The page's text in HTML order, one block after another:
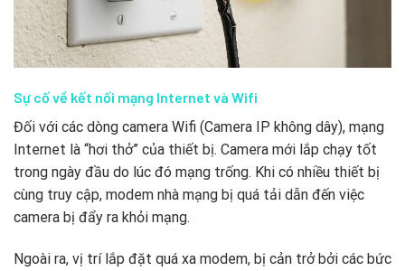
Sự cố về kết nối mạng Internet và Wifi
Đối với các dòng camera Wifi (Camera IP không dây), mạng
Internet là “hơi thở” của thiết bị. Camera mới lắp chạy tốt
trong ngày đầu do lúc đó mạng trống. Khi có nhiều thiết bị
cùng truy cập, modem nhà mạng bị quá tải dẫn đến việc
camera bị đẩy ra khỏi mạng.
Ngoài ra, vị trí lắp đặt quá xa modem, bị cản trở bởi các bức